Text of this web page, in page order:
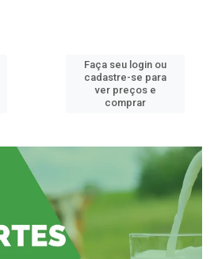
Faça seu login ou
cadastre-se para
ver preços e
comprar